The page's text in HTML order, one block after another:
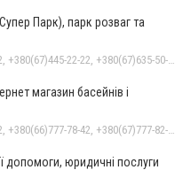
Парк), парк розваг та
+380(67)544-52-62, +380(67)445-22-22, +380(67)635-50-50
магазин басейнів і
+380(44)502-01-02, +380(66)777-78-42, +380(67)777-82-19, +380(67)890-80-80, +380(73)890-80-80, +380(44)502-01-03
допомоги, юридичні послуги